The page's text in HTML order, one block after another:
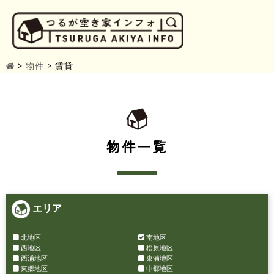
> 物件 > 賃貸
物件一覧
エリア
北地区
南地区
西地区
松原地区
西浦地区
東浦地区
東郷地区
中郷地区